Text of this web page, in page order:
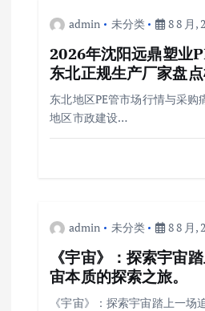
admin 未分类 8 8 月,
2026年沈阳远鼎塑业
东北正规生产厂家盘
东北地区PE管市场行情与采购
地区市政建设…
admin 未分类 8 8 月,
《宇宙》：探索宇宙
宙本质的探索之旅。
《宇宙》：探索宇宙踏上一场